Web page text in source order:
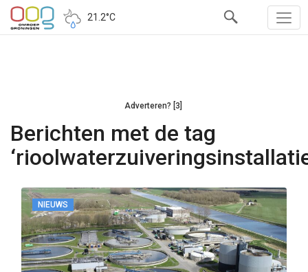
21.2°C
Adverteren? [3]
Berichten met de tag
NIEUWS